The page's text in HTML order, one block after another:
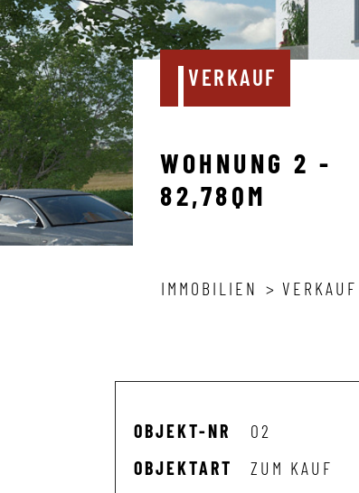
VERKAUF
WOHNUNG 2 -
82,78QM
IMMOBILIEN VERKAUF
OBJEKT-NR
02
OBJEKTART
ZUM KAUF